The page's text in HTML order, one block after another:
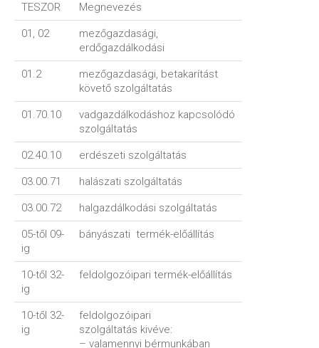
TESZOR Megnevezés
01, 02
mezőgazdasági,
erdőgazdálkodási
01.2
mezőgazdasági, betakarítást
követő szolgáltatás
01.70.10
vadgazdálkodáshoz kapcsolódó
szolgáltatás
02.40.10 erdészeti szolgáltatás
03.00.71 halászati szolgáltatás
03.00.72 halgazdálkodási szolgáltatás
05-től 09-
ig
bányászati termék-előállítás
10-től 32-
ig
feldolgozóipari termék-előállítás
10-től 32-
ig
feldolgozóipari
szolgáltatás kivéve:
– valamennyi bérmunkában